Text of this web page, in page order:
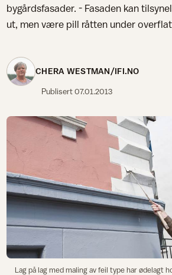
bygårdsfasader. - Fasaden kan
ut, men være pill råtten under
CHERA WESTMAN/IFI.NO
Publisert07.01.2013
Lag på lag med maling av feil type har ødelagt